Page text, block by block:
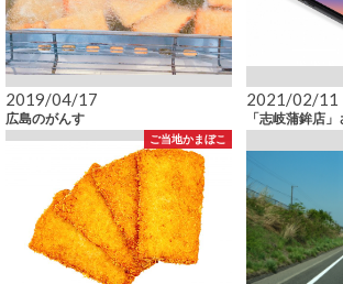
2019/04/17
広島のがんす
2021/02/11
「志岐蒲鉾店
ご当地かまぼこ